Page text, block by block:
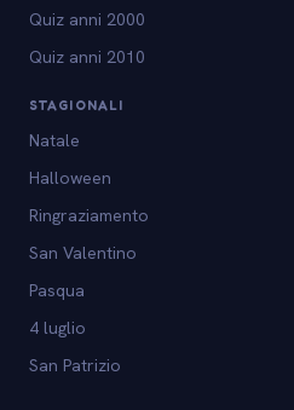
Quiz anni 2000
Quiz anni 2010
STAGIONALI
Natale
Halloween
Ringraziamento
San Valentino
Pasqua
4 luglio
San Patrizio